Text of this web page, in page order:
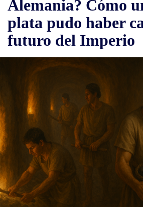
Alemania? Cómo
plata pudo haber
futuro del Imperio